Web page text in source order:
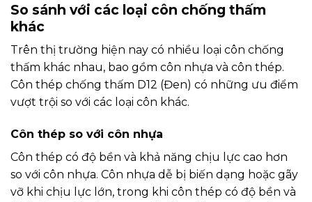
So sánh với các loại côn chống thấm
khác
Trên thị trường hiện nay có nhiều loại côn chống
thấm khác nhau, bao gồm côn nhựa và côn thép.
Côn thép chống thấm D12 (Đen) có những ưu điểm
vượt trội so với các loại côn khác.
Côn thép so với côn nhựa
Côn thép có độ bền và khả năng chịu lực cao hơn
so với côn nhựa. Côn nhựa dễ bị biến dạng hoặc gãy
vỡ khi chịu lực lớn, trong khi côn thép có độ bền và